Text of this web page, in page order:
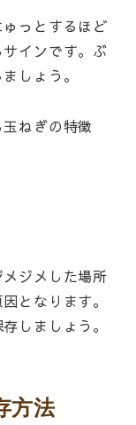
っとするほど
インです。ぶ
しょう。
ねぎの特徴
ジメした場所
となります。
しましょう。
方法